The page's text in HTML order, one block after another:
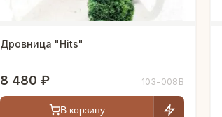
Дровница "Hits"
8 480 ₽ 103-008B
В корзину